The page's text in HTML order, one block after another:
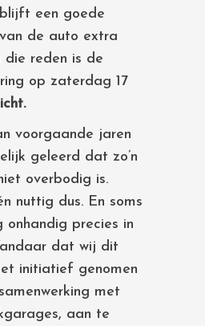
een goede
de auto extra
die reden is de
op zaterdag 17
voorgaande jaren
geleerd dat zo’n
overbodig is.
nuttig dus. En soms
onhandig precies in
dat wij dit
initiatief genomen
met
aan te